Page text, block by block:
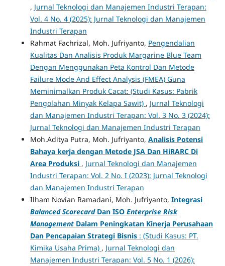
, Jurnal Teknologi dan Manajemen Industri Terapan:
Vol. 4 No. 4 (2025): Jurnal Teknologi dan Manajemen
Industri Terapan
Rahmat Fachrizal, Moh. Jufriyanto, Pengendalian
Kualitas Dan Analisis Produk Margarine Blue Team
Dengan Menggunakan Peta Kontrol Dan Metode
Failure Mode And Effect Analysis (FMEA) Guna
Meminimalkan Produk Cacat: (Studi Kasus: Pabrik
Pengolahan Minyak Kelapa Sawit) , Jurnal Teknologi
dan Manajemen Industri Terapan: Vol. 3 No. 3 (2024):
Jurnal Teknologi dan Manajemen Industri Terapan
Moh.Aditya Putra, Moh. Jufriyanto, Analisis Potensi
Bahaya kerja dengan Metode JSA Dan HiRARC Di
Area Produksi , Jurnal Teknologi dan Manajemen
Industri Terapan: Vol. 2 No. I (2023): Jurnal Teknologi
dan Manajemen Industri Terapan
Ilham Novian Ramadani, Moh. Jufriyanto, Integrasi
Balanced Scorecard Dan ISO Enterprise Risk
Management Dalam Peningkatan Kinerja Perusahaan
Dan Pencapaian Strategi Bisnis : (Studi Kasus: PT.
Kimika Usaha Prima) , Jurnal Teknologi dan
Manajemen Industri Terapan: Vol. 5 No. 1 (2026):